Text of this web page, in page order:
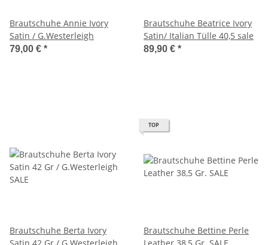
Brautschuhe Annie Ivory
Satin / G.Westerleigh
79,00 € *
Brautschuhe Beatrice Ivory
Satin/ Italian Tülle 40,5 sale
89,90 € *
Brautschuhe Berta Ivory
TOP
Brautschuhe Bettine Perle